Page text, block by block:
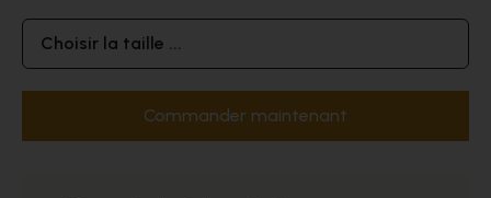
Choisir la taille ...
Commander maintenant